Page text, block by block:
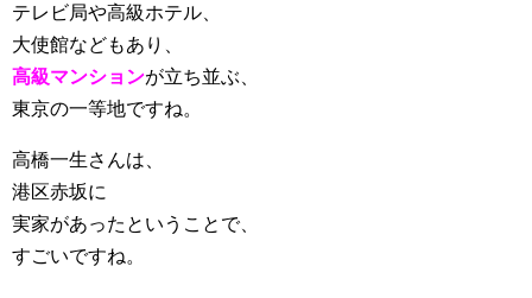
テレビ局や高級ホテル、
大使館などもあり、
高級マンションが立ち並ぶ、
東京の一等地ですね。
高橋一生さんは、
港区赤坂に
実家があったということで、
すごいですね。